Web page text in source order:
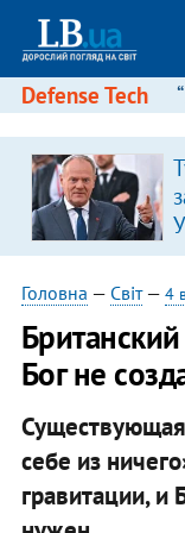
Defense Tech
Головна — Світ— 4
Бог не
себе из
гравитации, и